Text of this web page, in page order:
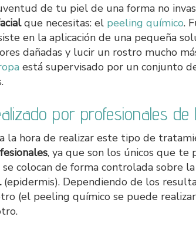
de tu piel de una forma no
que necesitas: el peeling químico.
en la aplicación de una pequeña
dañadas y lucir un rostro mucho
está supervisado por un conjunto
por profesionales de
la hora de realizar este tipo de
, ya que son los únicos que
colocan de forma controlada sobre
(epidermis). Dependiendo de los
(el peeling químico se puede